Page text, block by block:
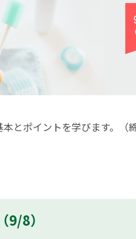
とポイントを学びます。（
8）